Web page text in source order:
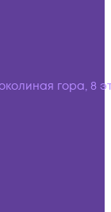
гора, 8